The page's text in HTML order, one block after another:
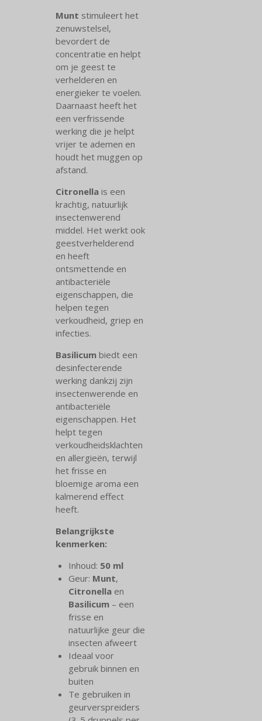
Munt stimuleert het
zenuwstelsel,
bevordert de
concentratie en helpt
om je geest te
verhelderen en
energieker te voelen.
Daarnaast heeft het
een verfrissende
werking die je helpt
vrijer te ademen en
houdt het muggen op
afstand.
Citronellais een
krachtig, natuurlijk
insectenwerend
middel. Het werkt ook
geestverhelderend
en heeft
ontsmettende en
antibacteriële
eigenschappen, die
helpen tegen
verkoudheid, griep en
infecties.
Basilicumbiedt een
desinfecterende
werking dankzij zijn
insectenwerende en
antibacteriële
eigenschappen. Het
helpt tegen
verkoudheidsklachten
en allergieën, terwijl
het frisse en
bloemige aroma een
kalmerend effect
heeft.
Belangrijkste
kenmerken:
Inhoud: 50 ml
Geur: Munt,
Citronella en
Basilicum – een
frisse en
natuurlijke geur die
insecten afweert
Ideaal voor
gebruik binnen en
buiten
Te gebruiken in
geurverspreiders